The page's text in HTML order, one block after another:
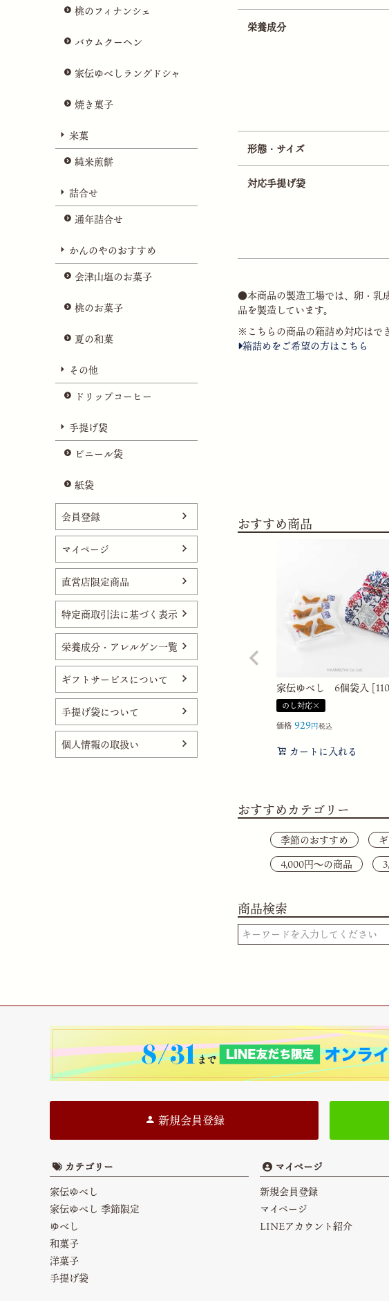
桃のフィナンシェ
バウムクーヘン
家伝ゆべしラングドシャ
焼き菓子
米菓
純米煎餅
詰合せ
通年詰合せ
かんのやのおすすめ
会津山塩のお菓子
桃のお菓子
夏の和菓
その他
ドリップコーヒー
手提げ袋
ビニール袋
紙袋
会員登録
マイページ
直営店限定商品
特定商取引法に基づく表示
栄養成分・アレルゲン一覧
ギフトサービスについて
手提げ袋について
個人情報の取扱い
栄養成分
形態・サイズ
対応手提げ袋
●本商品の製造工場では、卵・乳
品を製造しています。
※こちらの商品の箱詰め対応はで
箱詰めをご希望の方はこちら
おすすめ商品
家伝ゆべし 6個袋入
のし対応×
価格 929 税込
カートに入れる
おすすめカテゴリー
季節のおすすめ
4,000円〜の商品
商品検索
新規会員登録
カテゴリー
家伝ゆべし
家伝ゆべし 季節限定
ゆべし
和菓子
洋菓子
手提げ袋
マイページ
新規会員登録
マイページ
LINEアカウント紹介